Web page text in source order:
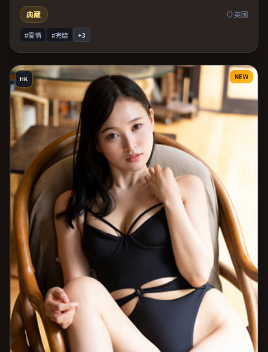
典藏
英国
#爱情 #完结 +3
HK NEW